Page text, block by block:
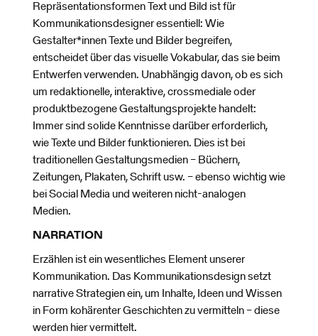
Repräsentationsformen Text und Bild ist für
Kommunikationsdesigner essentiell: Wie
Gestalter*innen Texte und Bilder begreifen,
entscheidet über das visuelle Vokabular, das sie beim
Entwerfen verwenden. Unabhängig davon, ob es sich
um redaktionelle, interaktive, crossmediale oder
produktbezogene Gestaltungsprojekte handelt:
Immer sind solide Kenntnisse darüber erforderlich,
wie Texte und Bilder funktionieren. Dies ist bei
traditionellen Gestaltungsmedien – Büchern,
Zeitungen, Plakaten, Schrift usw. – ebenso wichtig wie
bei Social Media und weiteren nicht-analogen
Medien.
NARRATION
Erzählen ist ein wesentliches Element unserer
Kommunikation. Das Kommunikationsdesign setzt
narrative Strategien ein, um Inhalte, Ideen und Wissen
in Form kohärenter Geschichten zu vermitteln – diese
werden hier vermittelt.